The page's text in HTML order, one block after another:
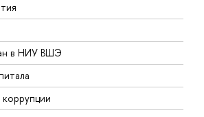
в НИУ ВШЭ